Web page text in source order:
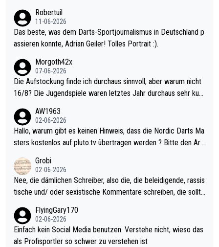
Robertuil
11-06-2026
Das beste, was dem Darts-Sportjournalismus in Deutschland p
assieren konnte, Adrian Geiler! Tolles Portrait :).
Morgoth42x
07-06-2026
Die Aufstockung finde ich durchaus sinnvoll, aber warum nicht
16/8? Die Jugendspiele waren letztes Jahr durchaus sehr kurz
Allerdings ist Mitchell Lawrie als Nummer 1 der Welt eh qualifi
ziert. Somit ändert die automatische Qualifikation des Weltmei
sters erstmal nichts. Ich denke sie wollen damit für nächstes J
ohl wenig WDF Turniere spielen. Dies war bei Archie Self letzt
es Jahr der Fall. Er musste als amtierender Weltmeister durch
den Qualifier und ich glaube kaum, dass Mitchel sich das (in Ve
el hat.
AW1963
02-06-2026
Hallo, warum gibt es keinen Hinweis, dass die Nordic Darts Ma
sters kostenlos auf pluto.tv übertragen werden ? Bitte den Arti
Grobi
02-06-2026
Nee, die dämlichen Schreiber, also die, die beleidigende, rassis
tische und/ oder sexistische Kommentare schreiben, die sollte
s Leben in den Griff kriegen. Nur eins wundert mich: Luke Little
r war doch neulich erst derjenige, der über Social Media GvV p
rovoziert hat. Und Littlers Mutter schießt öfters mal gegen Ric
FlyingGary170
02-06-2026
Einfach kein Social Media benutzen. Verstehe nicht, wieso das
als Profisportler so schwer zu verstehen ist